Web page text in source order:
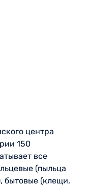
центра
150
все
(пыльца
бытовые (клещи,